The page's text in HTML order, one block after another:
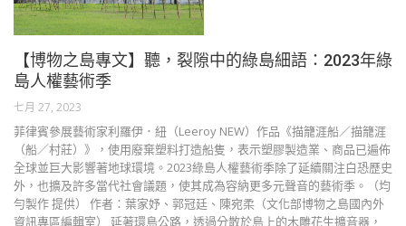
【博物之島專文】聽，裂隙中的綠島細語：2023年綠
島人權藝術季
七月 27, 2023
菲律賓參展藝術家利羅伊．紐（Leeroy NEW）作品《描籠涯船／描籠涯
（船／村莊）》，使用廢棄塑料打造船隻，表示塑膠製造業、商品已遍佈
全球並巨大影響著地球環境。2023綠島人權藝術季除了延續關注白恐歷史
外，也擴及許多當代社會議題，使其成為容納更多元聲音的藝術季。（均
勻製作 提供） 作者：葉家妤、郭冠廷、陳宛柔（文化部博物之島國內外
資訊專區編輯室） 延著環島公路，透過分散於島上的木雕花生擴音器，